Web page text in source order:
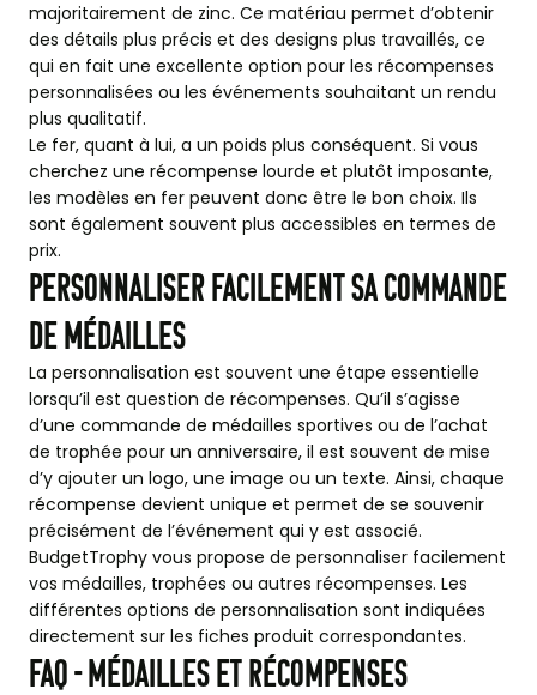
majoritairement de zinc. Ce matériau permet d’obtenir
des détails plus précis et des designs plus travaillés, ce
qui en fait une excellente option pour les récompenses
personnalisées ou les événements souhaitant un rendu
plus qualitatif.
Le fer, quant à lui, a un poids plus conséquent. Si vous
cherchez une récompense lourde et plutôt imposante,
les modèles en fer peuvent donc être le bon choix. Ils
sont également souvent plus accessibles en termes de
prix.
Personnaliser facilement sa commande
de médailles
La personnalisation est souvent une étape essentielle
lorsqu’il est question de récompenses. Qu’il s’agisse
d’une commande de médailles sportives ou de l’achat
de trophée pour un anniversaire, il est souvent de mise
d’y ajouter un logo, une image ou un texte. Ainsi, chaque
récompense devient unique et permet de se souvenir
précisément de l’événement qui y est associé.
BudgetTrophy vous propose de personnaliser facilement
vos médailles, trophées ou autres récompenses. Les
différentes options de personnalisation sont indiquées
directement sur les fiches produit correspondantes.
FAQ - Médailles et récompenses